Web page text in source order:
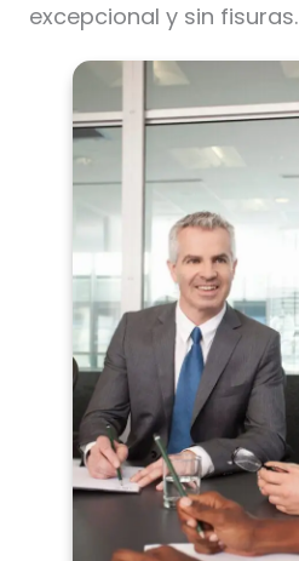
excepcional y sin fisuras.